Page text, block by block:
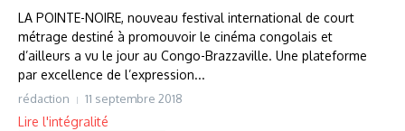
LA POINTE-NOIRE, nouveau festival international de court
métrage destiné à promouvoir le cinéma congolais et
d’ailleurs a vu le jour au Congo-Brazzaville. Une plateforme
par excellence de l’expression...
rédaction 11 septembre 2018
Lire l'intégralité